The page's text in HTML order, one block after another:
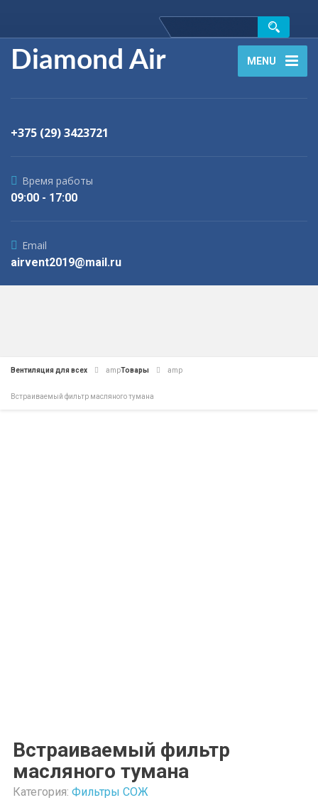
Diamond Air MENU
+375 (29) 3423721
Время работы
09:00 - 17:00
Email
airvent2019@mail.ru
Вентиляция для всех ampТовары amp
Встраиваемый фильтр масляного тумана
Встраиваемый фильтр
масляного тумана
Категория: Фильтры СОЖ